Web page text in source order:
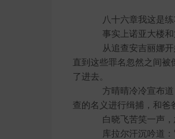
八十六章我这是练
事实上诺亚大楼和第
从追查安吉丽娜开始
直到这些罪名忽然之间
了进去。
方晴晴冷冷宣布道：
查的名义进行缉捕，和爸
白晓飞苦笑一声，
库拉尔汗沉吟道：“